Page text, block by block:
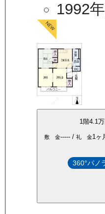
1992
1階4.1万
敷 金-----/ 礼 金1ヶ
360°パノ